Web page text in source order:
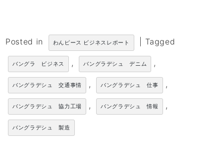
Posted in わんピース ビジネスレポート Tagged
バングラ ビジネス , バングラデシュ デニム ,
バングラデシュ 交通事情 , バングラデシュ 仕事 ,
バングラデシュ 協力工場 , バングラデシュ 情報 ,
バングラデシュ 製造